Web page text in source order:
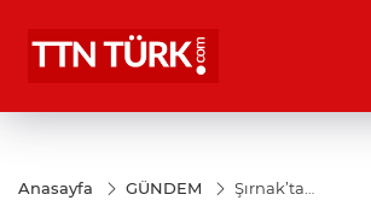
Anasayfa GÜNDEM
Şırnak’ta